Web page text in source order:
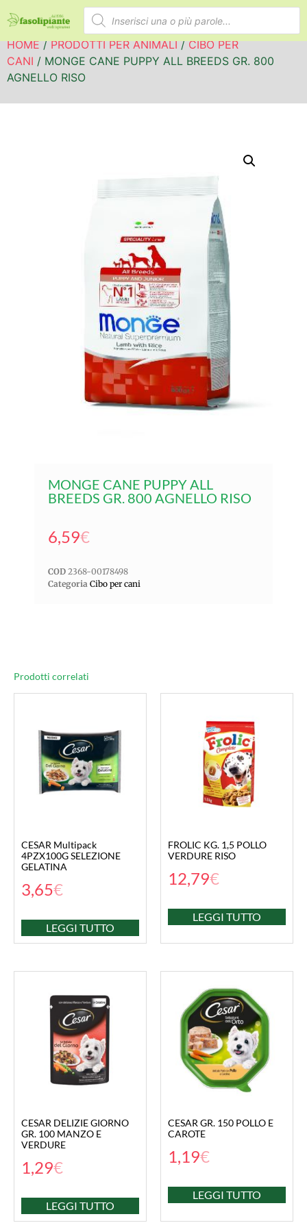
HOME/PRODOTTI PER ANIMALI/CIBO PER
CANI / MONGE CANE PUPPY ALL BREEDS GR. 800
AGNELLO RISO
MONGE CANE PUPPY ALL
BREEDS GR. 800 AGNELLO RISO
6,59€
COD 2368-00178498
Categoria Cibo per cani
Prodotti correlati
CESAR Multipack
4PZX100G SELEZIONE
GELATINA
3,65€
LEGGI TUTTO
FROLIC KG. 1,5 POLLO
VERDURE RISO
12,79€
LEGGI TUTTO
CESAR DELIZIE GIORNO
GR. 100 MANZO E
VERDURE
1,29€
LEGGI TUTTO
CESAR GR. 150 POLLO E
CAROTE
1,19€
LEGGI TUTTO